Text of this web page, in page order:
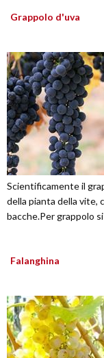
Grappolo d'uva
Scientificamente il
della pianta della vite,
bacche.Per grappolo
Falanghina